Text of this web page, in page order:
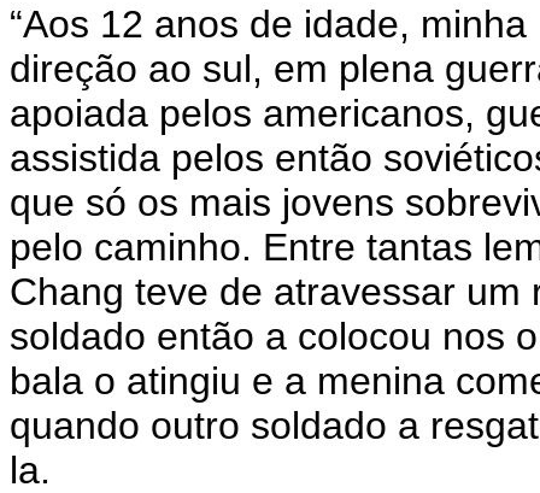
“Aos 12 anos de idade,
direção ao sul, em plena
apoiada pelos americanos,
assistida pelos então
que só os mais jovens
pelo caminho. Entre tantas
Chang teve de atravessar
soldado então a colocou nos
bala o atingiu e a menina
quando outro soldado a
la.